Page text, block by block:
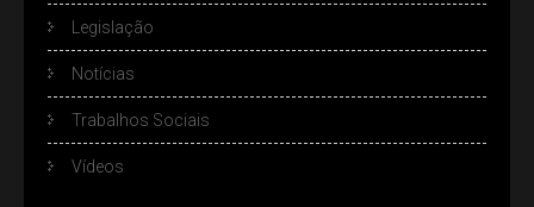
Legislação
Notícias
Trabalhos Sociais
Vídeos